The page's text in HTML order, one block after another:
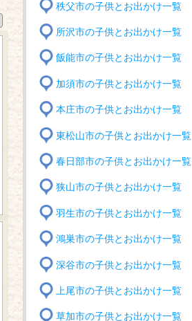
秩父市の子供とお出かけ一覧
所沢市の子供とお出かけ一覧
飯能市の子供とお出かけ一覧
加須市の子供とお出かけ一覧
本庄市の子供とお出かけ一覧
東松山市の子供とお出かけ一覧
春日部市の子供とお出かけ一覧
狭山市の子供とお出かけ一覧
羽生市の子供とお出かけ一覧
鴻巣市の子供とお出かけ一覧
深谷市の子供とお出かけ一覧
上尾市の子供とお出かけ一覧
草加市の子供とお出かけ一覧